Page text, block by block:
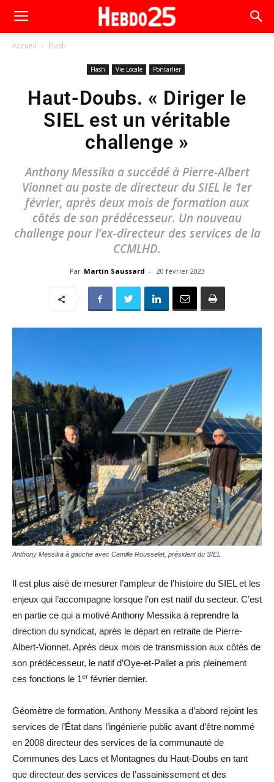
Accueil Flash
Flash Vie Locale Pontarlier
Haut-Doubs. « Diriger le
SIEL est un véritable
challenge »
Anthony Messika a succédé à Pierre-Albert
Vionnet au poste de directeur du SIEL le 1er
février, après deux mois de formation aux
côtés de son prédécesseur. Un nouveau
challenge pour l’ex-directeur des services de la
CCMLHD.
Par Martin Saussard - 20 février 2023
Anthony Messika à gauche avec Camille Rousselet, président du SIEL
Il est plus aisé de mesurer l’ampleur de l’histoire du SIEL et les
enjeux qui l’accompagne lorsque l’on est natif du secteur. C’est
en partie ce qui a motivé Anthony Messika à reprendre la
direction du syndicat, après le départ en retraite de Pierre-
Albert-Vionnet. Après deux mois de transmission aux côtés de
son prédécesseur, le natif d’Oye-et-Pallet a pris pleinement
ces fonctions le 1er février dernier.
Géomètre de formation, Anthony Messika a d’abord rejoint les
services de l’État dans l’ingénierie public avant d’être nommé
en 2008 directeur des services de la communauté de
Communes des Lacs et Montagnes du Haut-Doubs en tant
que directeur des services de l’assainissement et des